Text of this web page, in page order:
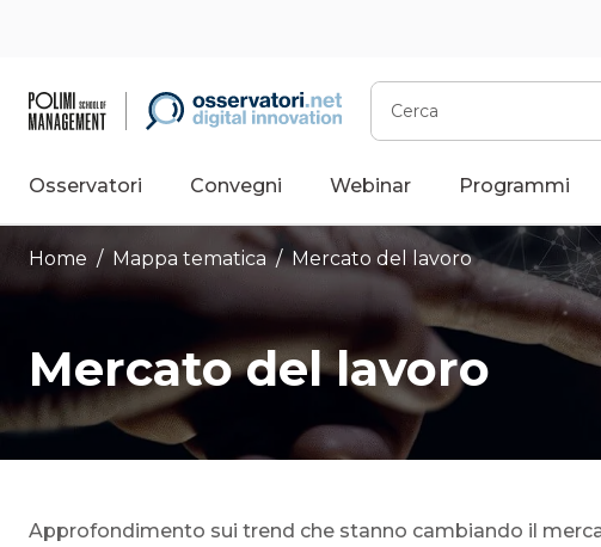
Cerca
Osservatori Convegni Webinar Programmi
Home / Mappa tematica /Mercato del lavoro
Mercato del lavoro
Approfondimento sui trend che stanno cambiando il